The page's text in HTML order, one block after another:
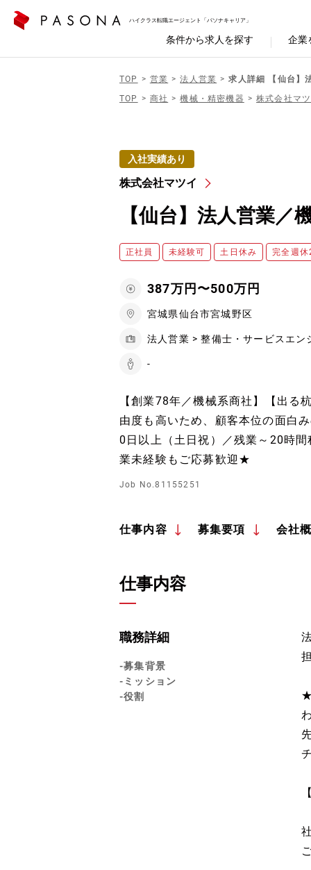
ハイクラス転職エージェント「パソナキャリア」
条件から求人を探す 企業
TOP 営業 法人営業
求人詳細 【仙台】
TOP
商社 機械・精密機器 株式会社マ
入社実績あり
株式会社マツイ
【仙台】法人営業
正社員 未経験可 土日休み 完全週
387万円〜500万円
宮城県仙台市宮城野区
法人営業 > 整備士・サービスエン
-
【創業78年／機械系商社】【出る
由度も高いため、顧客本位の面白
0日以上（土日祝）／残業～20時
業未経験もご応募歓迎★
Job No.81155251
仕事内容 募集要項 会社
仕事内容
職務詳細
-募集背景
-ミッション
-役割
★